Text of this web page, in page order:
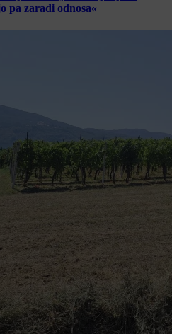
pa zaradi odnosa«